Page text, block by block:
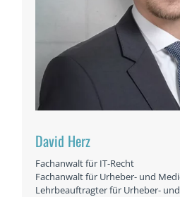
David Herz
Fachanwalt für IT-Recht
Fachanwalt für Urheber- und
Lehrbeauftragter für Urheber-